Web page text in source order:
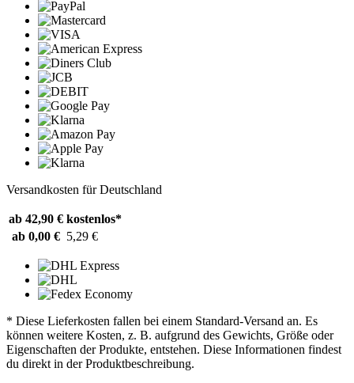
Versandkosten für Deutschland
ab 42,90 € kostenlos*
ab 0,00 € 5,29 €
* Diese Lieferkosten fallen bei einem Standard-Versand an. Es
können weitere Kosten, z. B. aufgrund des Gewichts, Größe oder
Eigenschaften der Produkte, entstehen. Diese Informationen findest
du direkt in der Produktbeschreibung.